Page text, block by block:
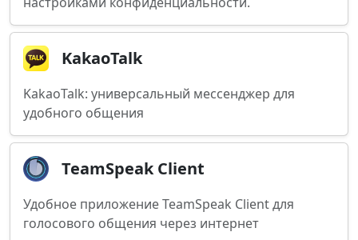
KakaoTalk
KakaoTalk: универсальный мессенджер для
удобного общения
TeamSpeak Client
Удобное приложение TeamSpeak Client для
голосового общения через интернет